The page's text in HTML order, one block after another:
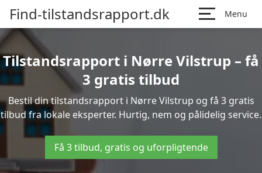
Find-tilstandsrapport.dk Menu
Tilstandsrapport i Nørre Vilstrup – få
3 gratis tilbud
Bestil din tilstandsrapport i Nørre Vilstrup og få 3 gratis
tilbud fra lokale eksperter. Hurtig, nem og pålidelig service.
Få 3 tilbud, gratis og uforpligtende